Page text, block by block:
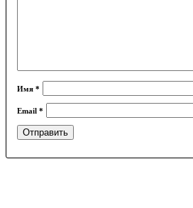
Имя *
Email *